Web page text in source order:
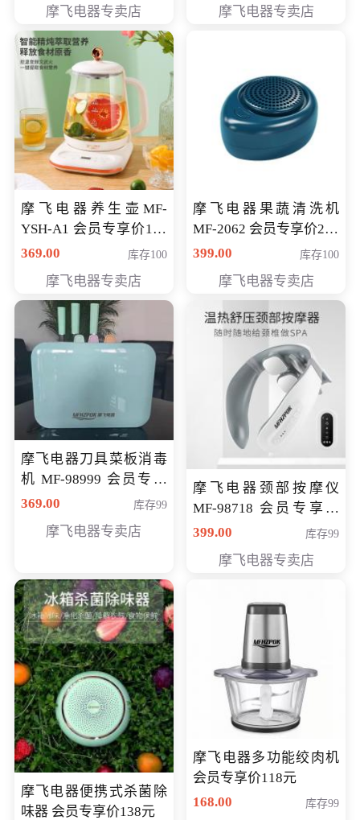
摩飞电器专卖店 摩飞电器专卖店
摩飞电器养生壶MF-
YSH-A1 会员专享价198
元
369.00 库存100
摩飞电器专卖店
摩飞电器果蔬清洗机
MF-2062 会员专享价268
元
399.00 库存100
摩飞电器专卖店
摩飞电器刀具菜板消毒
机 MF-98999 会员专享
价286元
369.00 库存99
摩飞电器专卖店
摩飞电器颈部按摩仪
MF-98718 会员专享价
299元
399.00 库存99
摩飞电器专卖店
摩飞电器便携式杀菌除
味器 会员专享价138元
摩飞电器多功能绞肉机
会员专享价118元
168.00
库存99